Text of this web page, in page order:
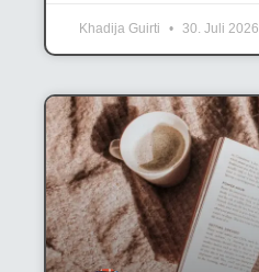
Khadija Guirti 30. Juli 2026